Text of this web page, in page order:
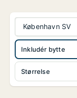
København SV
Størrelse
Inkludér bytte